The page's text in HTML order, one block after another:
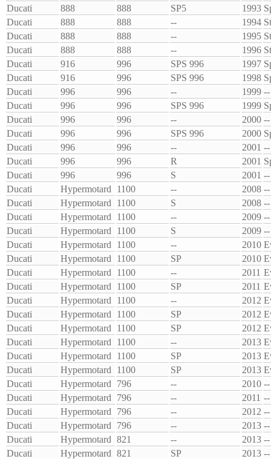
Ducati
888 888 SP5 1993
Ducati
888 888 -- 1994
Ducati
888 888 -- 1995
Ducati
888 888 -- 1996
Ducati
916 996 SPS 996 1997
Ducati
916 996 SPS 996 1998
Ducati
996 996 -- 1999 --
Ducati
996 996 SPS 996 1999
Ducati
996 996 -- 2000 --
Ducati
996 996 SPS 996 2000
Ducati
996 996 -- 2001 --
Ducati
996 996 R 2001
Ducati
996 996 S 2001 --
Ducati
Hypermotard 1100 -- 2008 --
Ducati
Hypermotard 1100 S 2008 --
Ducati
Hypermotard 1100 -- 2009 --
Ducati
Hypermotard 1100 S 2009 --
Ducati
Hypermotard 1100 -- 2010
Ducati
Hypermotard 1100 SP 2010
Ducati
Hypermotard 1100 -- 2011
Ducati
Hypermotard 1100 SP 2011
Ducati
Hypermotard 1100 -- 2012
Ducati
Hypermotard 1100 SP 2012
Ducati
Hypermotard 1100 SP 2012
Ducati
Hypermotard 1100 -- 2013
Ducati
Hypermotard 1100 SP 2013
Ducati
Hypermotard 1100 SP 2013
Ducati
Hypermotard 796 -- 2010 --
Ducati
Hypermotard 796 -- 2011 --
Ducati
Hypermotard 796 -- 2012 --
Ducati
Hypermotard 796 -- 2013 --
Ducati
Hypermotard 821 -- 2013 --
Ducati
Hypermotard 821 SP 2013 --